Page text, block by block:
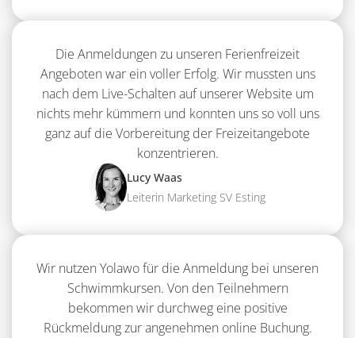
Die Anmeldungen zu unseren Ferienfreizeit
Angeboten war ein voller Erfolg. Wir mussten uns
nach dem Live-Schalten auf unserer Website um
nichts mehr kümmern und konnten uns so voll uns
ganz auf die Vorbereitung der Freizeitangebote
konzentrieren.
Lucy Waas
Leiterin Marketing SV Esting
Wir nutzen Yolawo für die Anmeldung bei unseren
Schwimmkursen. Von den Teilnehmern
bekommen wir durchweg eine positive
Rückmeldung zur angenehmen online Buchung.